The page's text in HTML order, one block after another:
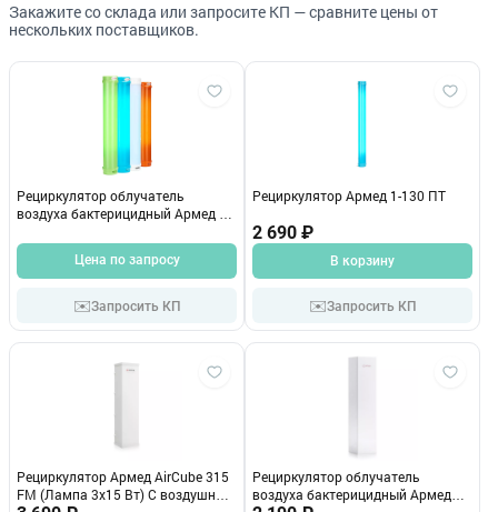
Закажите со склада или запросите КП — сравните цены от
нескольких поставщиков.
Рециркулятор облучатель
воздуха бактерицидный Армед 1-
индикатором)
Цена по запросу
✉️Запросить КП
Рециркулятор Армед 1-130 ПТ
2 690 ₽
В корзину
✉️Запросить КП
Рециркулятор Армед AirCube 315
FM (Лампа 3х15 Вт) С воздушным
Рециркулятор облучатель
воздуха бактерицидный Армед